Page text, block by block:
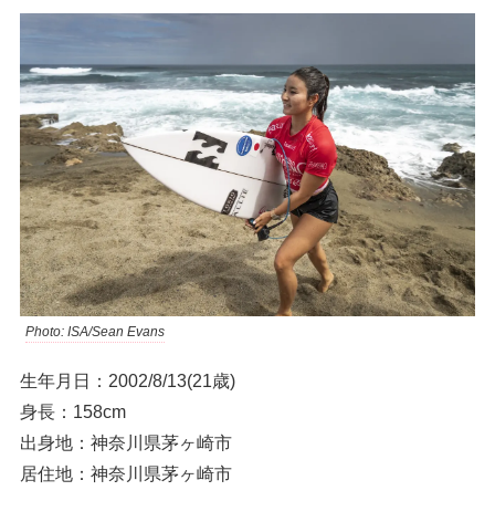
Photo: ISA/Sean Evans
生年月日：2002/8/13(21歳)
身長：158cm
出身地：神奈川県茅ヶ崎市
居住地：神奈川県茅ヶ崎市